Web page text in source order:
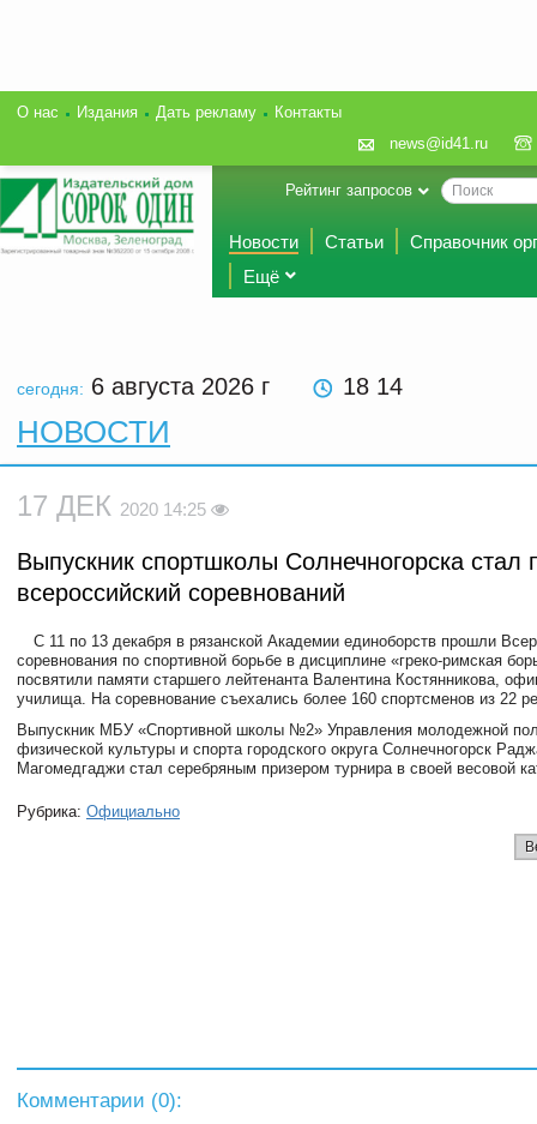
О нас Издания Дать рекламу
Контакты
news@id41.ru
Рейтинг запросов
Новости Статьи
Справочник
Ещё
сегодня: 6 августа 2026 г 18 14
НОВОСТИ
17 ДЕК 2020 14:25
Выпускник спортшколы Солнечногорска стал
всероссийский соревнований
С 11 по 13 декабря в рязанской Академии единоборств прошли
соревнования по спортивной борьбе в дисциплине «греко-римская
посвятили памяти старшего лейтенанта Валентина Костянникова,
училища. На соревнование съехались более 160 спортсменов из 22
Выпускник МБУ «Спортивной школы №2» Управления молодежной
физической культуры и спорта городского округа Солнечногорск
Магомедгаджи стал серебряным призером турнира в своей весовой
Рубрика: Официально
Комментарии (0):